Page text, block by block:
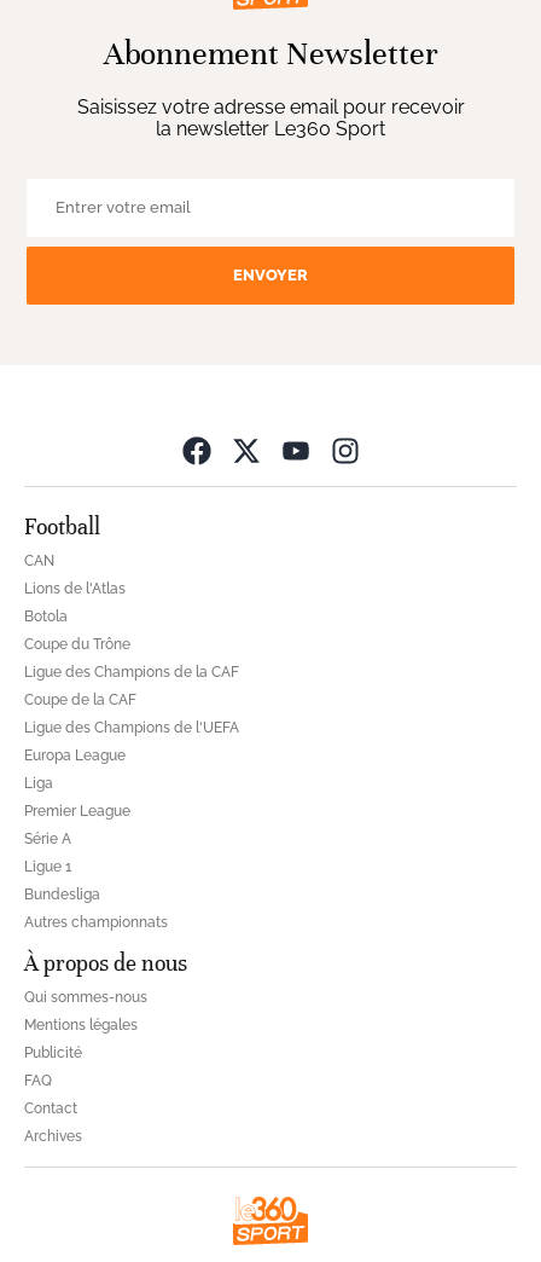
Abonnement Newsletter
Saisissez votre adresse email pour recevoir
la newsletter Le360 Sport
ENVOYER
Football
CAN
Lions de l'Atlas
Botola
Coupe du Trône
Ligue des Champions de la CAF
Coupe de la CAF
Ligue des Champions de l'UEFA
Europa League
Liga
Premier League
Série A
Ligue 1
Bundesliga
Autres championnats
À propos de nous
Qui sommes-nous
Mentions légales
Publicité
FAQ
Contact
Archives